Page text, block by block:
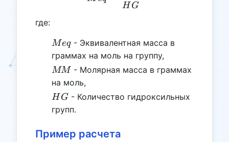
H G
где:
Meq
Meq- Эквивалентная масса в
граммах на моль на группу,
MM
MM - Молярная масса в граммах
на моль,
HG
H G- Количество гидроксильных
групп.
Пример расчета